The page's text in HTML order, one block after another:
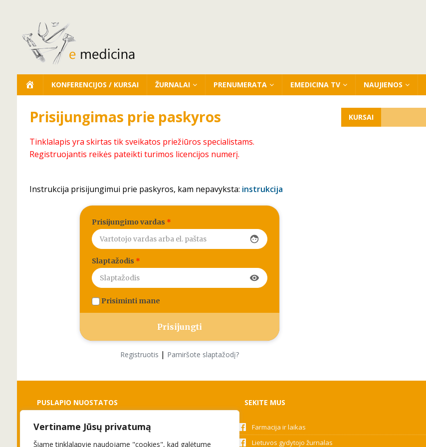
Vertiname Jūsų privatumą
Šiame tinklalapyje naudojame "cookies", kad galėtume
KONFERENCIJOS / KURSAI ŽURNALAI PRENUMERATA EMEDICINA TV NAUJIENOS
Prisijungimas prie paskyros
Tinklalapis yra skirtas tik sveikatos priežiūros specialistams.
Registruojantis reikės pateikti turimos licencijos numerį.
Instrukcija prisijungimui prie paskyros, kam nepavyksta: instrukcija
Prisijungimo vardas *
face
Slaptažodis *
visibility
Prisiminti mane
Registruotis | Pamiršote slaptažodį?
KURSAI
PUSLAPIO NUOSTATOS
Slapukai
Privatumo politika
SEKITE MUS
Farmacija ir laikas
Lietuvos gydytojo žurnalas